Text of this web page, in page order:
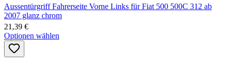
Aussentürgriff Fahrerseite Vorne Links für Fiat 500 500C 312 ab
2007 glanz chrom
21,39 €
Optionen wählen